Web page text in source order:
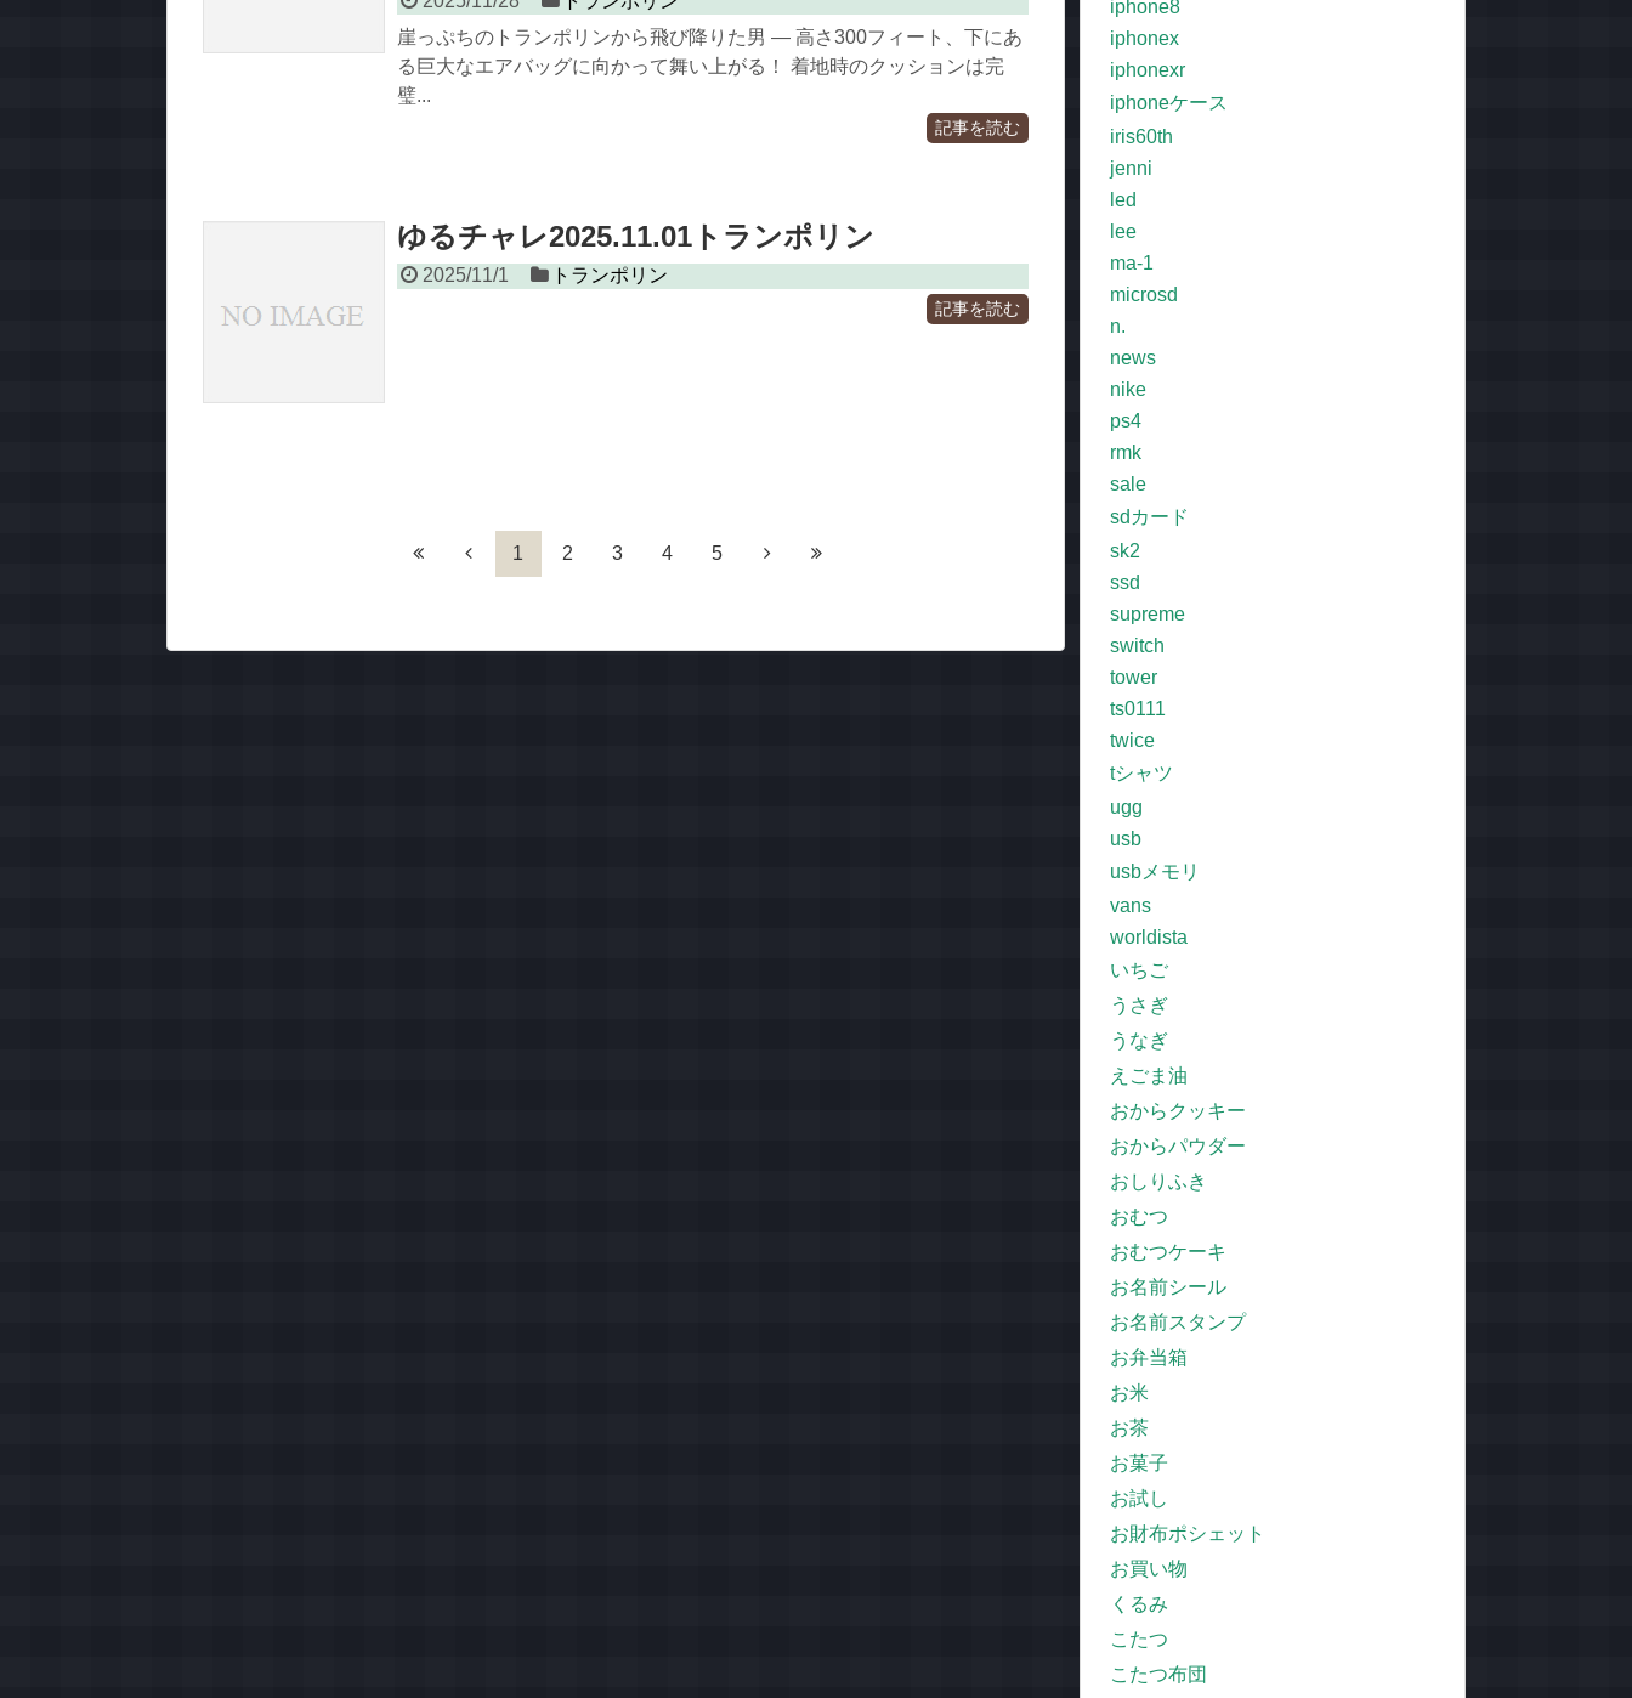
崖っぷちのトランポリンから飛び降りた男 ― 高さ300フィート、下にあ
る巨大なエアバッグに向かって舞い上がる！ 着地時のクッションは完
璧...
記事を読む
ゆるチャレ2025.11.01トランポリン
2025/11/1 トランポリン
記事を読む
1 2 3 4 5
iphone8
iphonex
iphonexr
iphoneケース
iris60th
jenni
led
lee
ma-1
microsd
n.
news
nike
ps4
rmk
sale
sdカード
sk2
ssd
supreme
switch
tower
ts0111
twice
tシャツ
ugg
usb
usbメモリ
vans
worldista
いちご
うさぎ
うなぎ
えごま油
おからクッキー
おからパウダー
おしりふき
おむつ
おむつケーキ
お名前シール
お名前スタンプ
お弁当箱
お米
お茶
お菓子
お試し
お財布ポシェット
お買い物
くるみ
こたつ
こたつ布団